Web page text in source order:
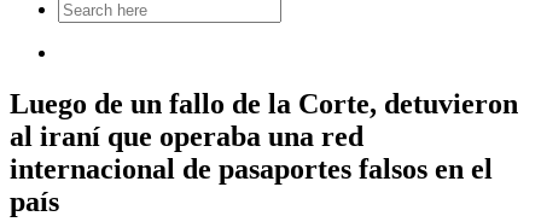
Search
for:
Luego de un fallo de la Corte, detuvieron
al iraní que operaba una red
internacional de pasaportes falsos en el
país